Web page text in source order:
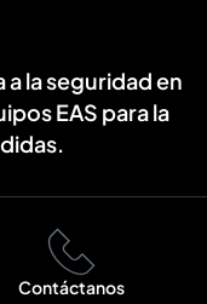
la seguridad en
EAS para la
Contáctanos